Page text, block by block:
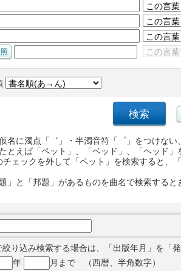
名に濁点「゛」・半濁音符「゜」をつけな
たとえば「ペット」、「ベッド」、「ヘッド
チェックを外して「ペット」を検索すると、
」と「邦題」があるものを曲名で検索する
り込み検索する場合は、「出版年月」を「
年 月まで （西暦、半角数字）